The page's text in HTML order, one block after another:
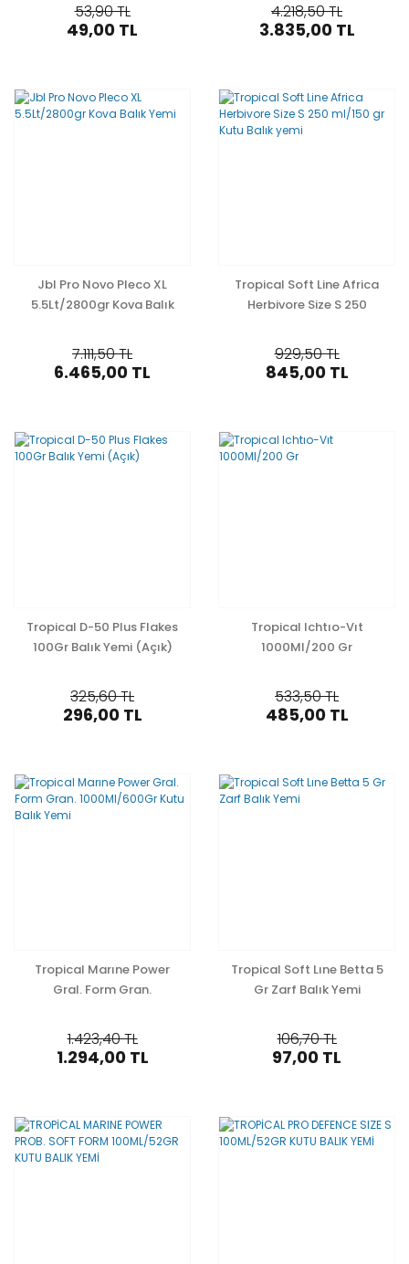
53,90 TL
49,00 TL
4.218,50 TL
3.835,00 TL
Jbl Pro Novo Pleco XL
5.5Lt/2800gr Kova Balık
7.111,50 TL
6.465,00 TL
Tropical Soft Line Africa
Herbivore Size S 250
929,50 TL
845,00 TL
Tropical D-50 Plus Flakes
100Gr Balık Yemi (Açık)
325,60 TL
296,00 TL
Tropical Ichtıo-Vıt
1000Ml/200 Gr
533,50 TL
485,00 TL
Tropical Marıne Power
Gral. Form Gran.
Yemi
1.423,40 TL
1.294,00 TL
Tropical Soft Lıne Betta 5
Gr Zarf Balık Yemi
106,70 TL
97,00 TL